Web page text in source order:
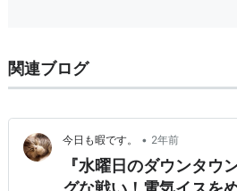
関連ブログ
今日も暇です。 • 2年前
『水曜日のダウンタウ